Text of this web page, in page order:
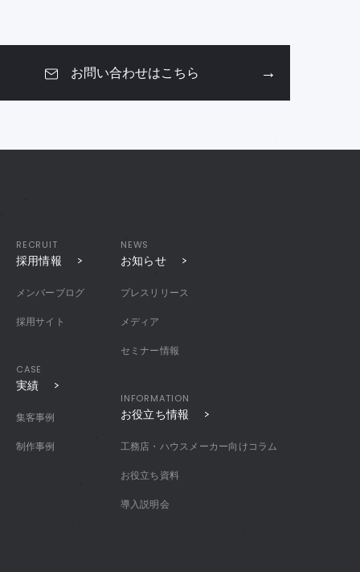
お問い合わせはこちら
RECRUIT
採用情報
メンバーブログ
採用サイト
CASE
実績
集客事例
制作事例
NEWS
お知らせ
プレスリリース
メディア
セミナー情報
INFORMATION
お役立ち情報
工務店・ハウスメーカー向けコラム
お役立ち資料
導入説明会